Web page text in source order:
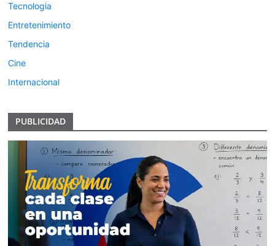
Tecnologia
Entretenimiento
Tendencia
Cine
Internacional
PUBLICIDAD